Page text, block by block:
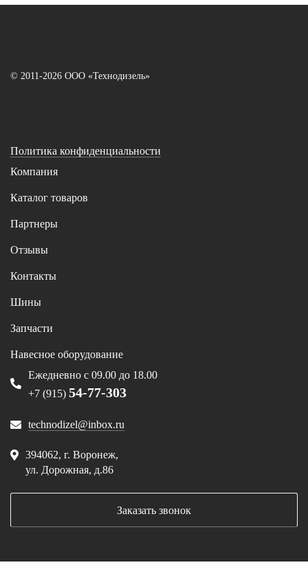
© 2011-2026 ООО «Технодизель»
Политика конфиденциальности
Компания
Каталог товаров
Партнеры
Отзывы
Контакты
Шины
Запчасти
Навесное оборудование
Ежедневно с 09.00 до 18.00
+7 (915) 54-77-303
technodizel@inbox.ru
394062, г. Воронеж,
ул. Дорожная, д.86
Заказать звонок